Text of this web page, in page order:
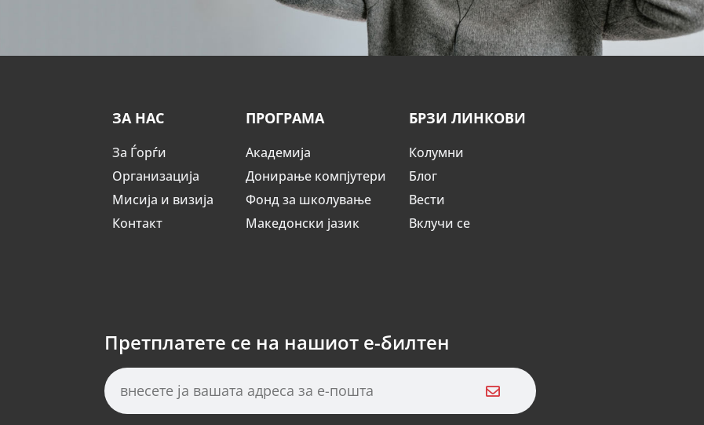
ЗА НАС
За Ѓорѓи
Организација
Мисија и визија
Контакт
ПРОГРАМА
Академија
Донирање компјутери
Фонд за школување
Македонски јазик
БРЗИ ЛИНКОВИ
Колумни
Блог
Вести
Вклучи се
Претплатете се на нашиот е-билтен